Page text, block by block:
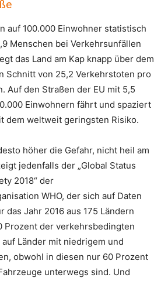
auf 100.000 Einwohner statistisch
Menschen bei Verkehrsunfällen
das Land am Kap knapp über dem
Schnitt von 25,2 Verkehrstoten pro
Auf den Straßen der EU mit 5,5
Einwohnern fährt und spaziert
dem weltweit geringsten Risiko.
höher die Gefahr, nicht heil am
jedenfalls der „Global Status
2018“ der
WHO, der sich auf Daten
das Jahr 2016 aus 175 Ländern
Prozent der verkehrsbedingten
Länder mit niedrigem und
obwohl in diesen nur 60 Prozent
unterwegs sind. Und